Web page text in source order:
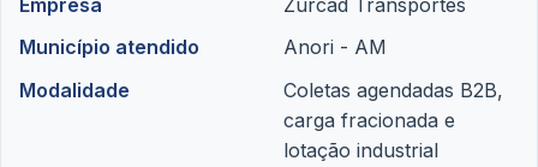
Empresa
Zurcad Transportes
Município atendido
Anori - AM
Modalidade
Coletas agendadas B2B,
carga fracionada e
lotação industrial